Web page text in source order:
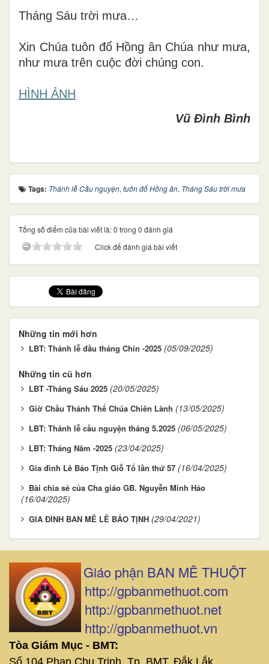
Tháng Sáu trời mưa…
Xin Chúa tuôn đổ Hồng ân Chúa như mưa,
như mưa trên cuộc đời chúng con.
HÌNH ẢNH
Vũ Đình Bình
Tags: Thánh lễ Cầu nguyện, tuôn đổ Hồng ân, Tháng Sáu trời mưa
Tổng số điểm của bài viết là: 0 trong 0 đánh giá
Click để đánh giá bài viết
Những tin mới hơn
LBT: Thánh lễ đầu tháng Chín -2025 (05/09/2025)
Những tin cũ hơn
LBT -Tháng Sáu 2025 (20/05/2025)
Giờ Chầu Thánh Thể Chúa Chiên Lành (13/05/2025)
LBT: Thánh lễ cầu nguyện tháng 5.2025 (06/05/2025)
LBT: Tháng Năm -2025 (23/04/2025)
Gia đình Lê Bảo Tịnh Giỗ Tổ lần thứ 57 (16/04/2025)
Bài chia sẻ của Cha giáo GB. Nguyễn Minh Hảo
(16/04/2025)
GIA ĐÌNH BAN MÊ LÊ BẢO TỊNH (29/04/2021)
Giáo phận BAN MÊ THUỘT
http://gpbanmethuot.com
http://gpbanmethuot.net
http://gpbanmethuot.vn
Tòa Giám Mục - BMT:
Số 104 Phan Chu Trinh, Tp. BMT, Đắk Lắk.